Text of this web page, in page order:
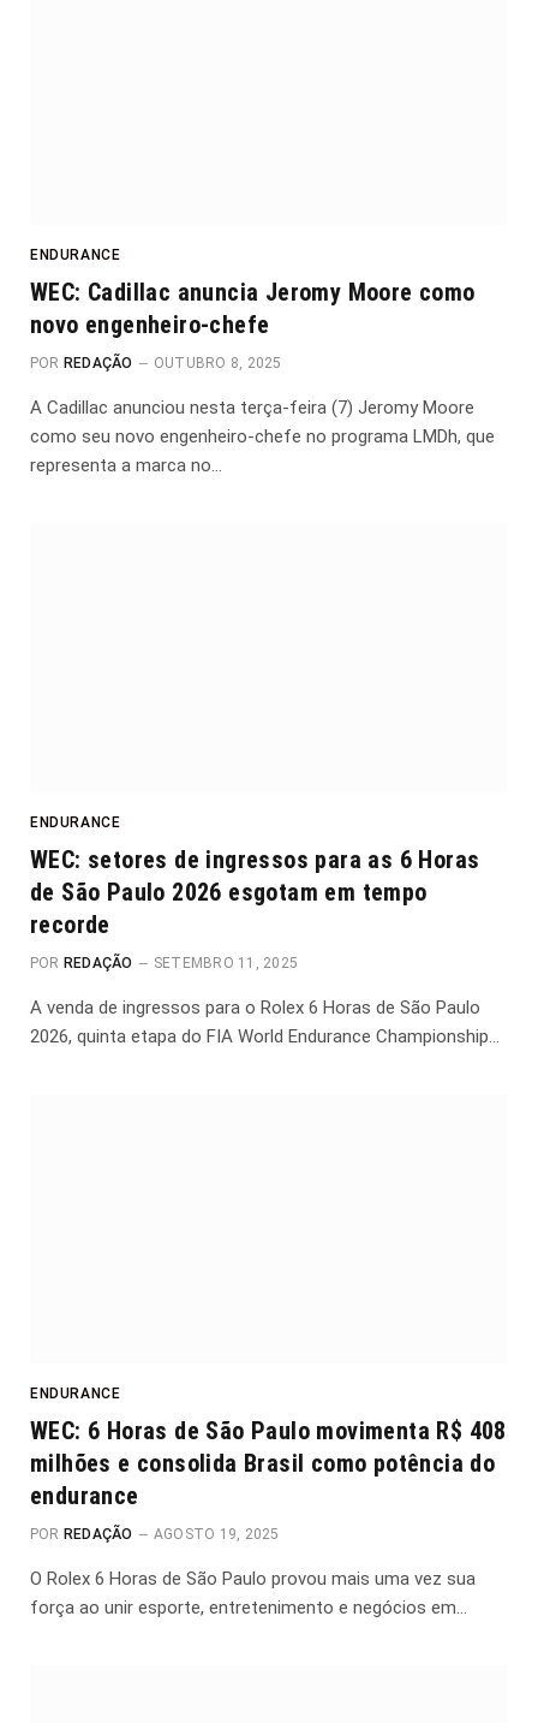
ENDURANCE
WEC: Cadillac anuncia Jeromy Moore como
novo engenheiro-chefe
POR REDAÇÃO OUTUBRO 8, 2025
A Cadillac anunciou nesta terça-feira (7) Jeromy Moore
como seu novo engenheiro-chefe no programa LMDh, que
representa a marca no…
ENDURANCE
WEC: setores de ingressos para as 6 Horas
de São Paulo 2026 esgotam em tempo
recorde
POR REDAÇÃO SETEMBRO 11, 2025
A venda de ingressos para o Rolex 6 Horas de São Paulo
2026, quinta etapa do FIA World Endurance Championship…
ENDURANCE
WEC: 6 Horas de São Paulo movimenta R$ 408
milhões e consolida Brasil como potência do
endurance
POR REDAÇÃO AGOSTO 19, 2025
O Rolex 6 Horas de São Paulo provou mais uma vez sua
força ao unir esporte, entretenimento e negócios em…